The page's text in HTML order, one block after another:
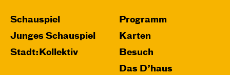
Schauspiel
Junges Schauspiel
Stadt:Kollektiv
Programm
Karten
Besuch
Das D’haus